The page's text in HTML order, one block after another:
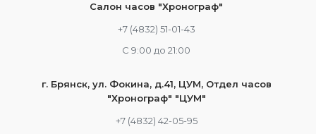
Салон часов "Хронограф"
+7 (4832) 51-01-43
С 9:00 до 21:00
г. Брянск, ул. Фокина, д.41, ЦУМ, Отдел часов
"Хронограф" "ЦУМ"
+7 (4832) 42-05-95